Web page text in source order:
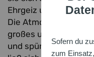
Sofern du
zum
Ehrgeiz und
Die Atmosphäre in
großes und starkes
und spürbare